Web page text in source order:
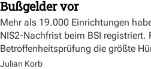
Bußgelder vor
Mehr als 19.000 Einrichtungen
NIS2-Nachfrist beim BSI registriert.
Betroffenheitsprüfung die größte
Julian Korb